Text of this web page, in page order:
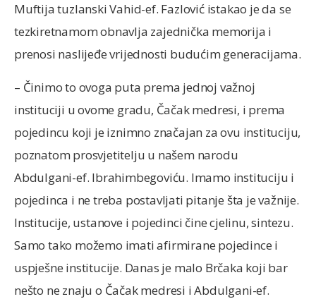
Muftija tuzlanski Vahid-ef. Fazlović istakao je da se
tezkiretnamom obnavlja zajednička memorija i
prenosi naslijeđe vrijednosti budućim generacijama.
– Činimo to ovoga puta prema jednoj važnoj
instituciji u ovome gradu, Čačak medresi, i prema
pojedincu koji je iznimno značajan za ovu instituciju,
poznatom prosvjetitelju u našem narodu
Abdulgani-ef. Ibrahimbegoviću. Imamo instituciju i
pojedinca i ne treba postavljati pitanje šta je važnije.
Institucije, ustanove i pojedinci čine cjelinu, sintezu.
Samo tako možemo imati afirmirane pojedince i
uspješne institucije. Danas je malo Brčaka koji bar
nešto ne znaju o Čačak medresi i Abdulgani-ef.